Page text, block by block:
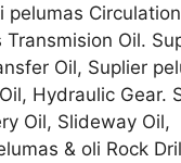
pelumas
Transmision Oil.
Oil, Suplier
Hydraulic Gear.
Oil, Slideway Oil,
& oli Rock